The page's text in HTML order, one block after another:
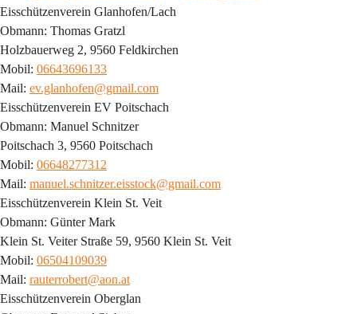
Eisschützenverein Glanhofen/Lach
Obmann: Thomas Gratzl
Holzbauerweg 2, 9560 Feldkirchen
Mobil: 06643696133
Mail: ev.glanhofen@gmail.com
Eisschützenverein EV Poitschach
Obmann: Manuel Schnitzer
Poitschach 3, 9560 Poitschach
Mobil: 06648277312
Mail: manuel.schnitzer.eisstock@gmail.com
Eisschützenverein Klein St. Veit
Obmann: Günter Mark
Klein St. Veiter Straße 59, 9560 Klein St. Veit
Mobil: 06504109039
Mail: rauterrobert@aon.at
Eisschützenverein Oberglan